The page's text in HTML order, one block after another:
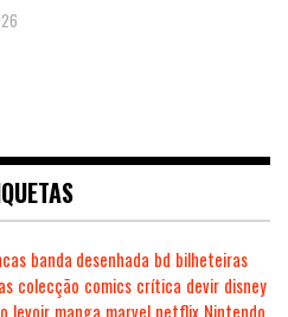
banda desenhada bd bilheteiras
colecção comics crítica devir disney
levoir manga marvel netflix Nintendo